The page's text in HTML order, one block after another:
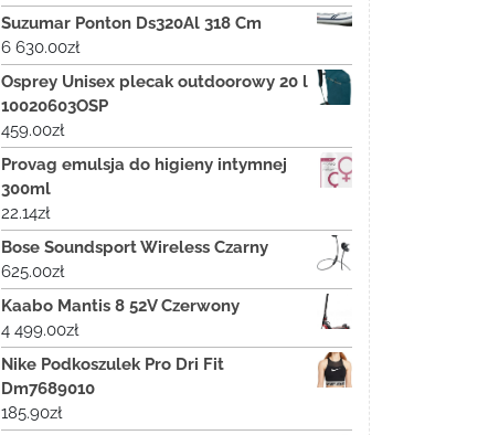
Suzumar Ponton Ds320Al 318 Cm
6 630.00zł
Osprey Unisex plecak outdoorowy 20 l
10020603OSP
459.00zł
Provag emulsja do higieny intymnej
300ml
22.14zł
Bose Soundsport Wireless Czarny
625.00zł
Kaabo Mantis 8 52V Czerwony
4 499.00zł
Nike Podkoszulek Pro Dri Fit
Dm7689010
185.90zł